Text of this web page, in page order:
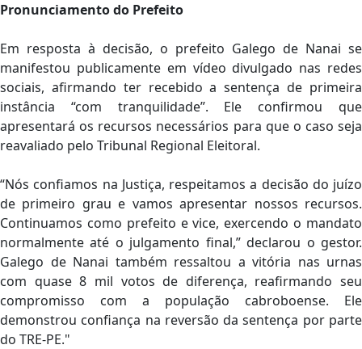
Pronunciamento do Prefeito
Em resposta à decisão, o prefeito Galego de Nanai se
manifestou publicamente em vídeo divulgado nas redes
sociais, afirmando ter recebido a sentença de primeira
instância “com tranquilidade”. Ele confirmou que
apresentará os recursos necessários para que o caso seja
reavaliado pelo Tribunal Regional Eleitoral.
“Nós confiamos na Justiça, respeitamos a decisão do juízo
de primeiro grau e vamos apresentar nossos recursos.
Continuamos como prefeito e vice, exercendo o mandato
normalmente até o julgamento final,” declarou o gestor.
Galego de Nanai também ressaltou a vitória nas urnas
com quase 8 mil votos de diferença, reafirmando seu
compromisso com a população cabroboense. Ele
demonstrou confiança na reversão da sentença por parte
do TRE-PE."